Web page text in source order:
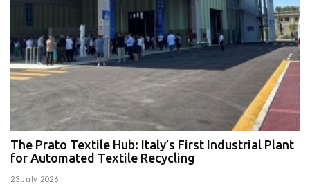
The Prato Textile Hub: Italy’s First Industrial Plant
for Automated Textile Recycling
23 July 2026